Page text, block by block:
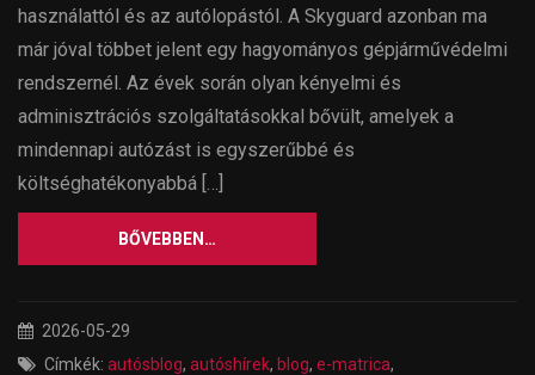
használattól és az autólopástól. A Skyguard azonban ma
már jóval többet jelent egy hagyományos gépjárművédelmi
rendszernél. Az évek során olyan kényelmi és
adminisztrációs szolgáltatásokkal bővült, amelyek a
mindennapi autózást is egyszerűbbé és
költséghatékonyabbá […]
BŐVEBBEN…
2026-05-29
Címkék: autósblog, autóshírek, blog, e-matrica,